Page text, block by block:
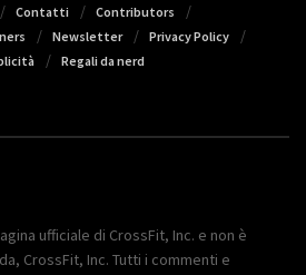
Contatti
Contributors
Newsletter
Privacy Policy
Regali da nerd
ufficiale di CrossFit, Inc. e non è
CrossFit, Inc. Tutti i commenti e